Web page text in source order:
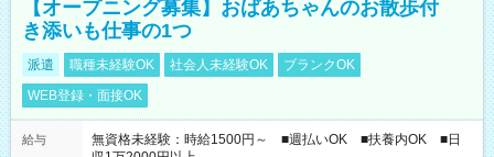
【オープニング募集】おばあちゃんのお散歩付
き添いも仕事の1つ
派遣 職種未経験OK 社会人未経験OK
ブランクOK
WEB登録・面接OK
給与
無資格未経験：時給1500円～ ■週払いOK ■扶養内OK ■日